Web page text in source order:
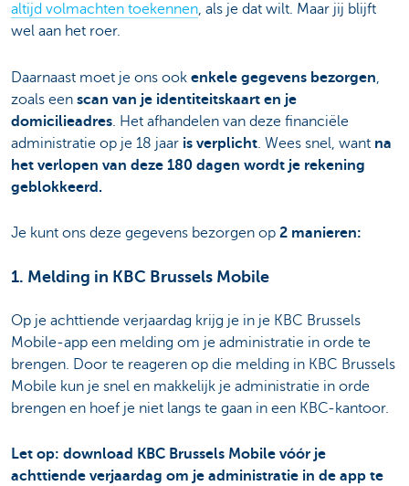
altijd volmachten toekennen, als je dat wilt. Maar jij blijft
wel aan het roer.
Daarnaast moet je ons ook enkele gegevens bezorgen,
zoals een scan van je identiteitskaart en je
domicilieadres. Het afhandelen van deze financiële
administratie op je 18 jaar is verplicht. Wees snel, want na
het verlopen van deze 180 dagen wordt je rekening
geblokkeerd.
Je kunt ons deze gegevens bezorgen op 2 manieren:
1. Melding in KBC Brussels Mobile
Op je achttiende verjaardag krijg je in je KBC Brussels
Mobile-app een melding om je administratie in orde te
brengen. Door te reageren op die melding in KBC Brussels
Mobile kun je snel en makkelijk je administratie in orde
brengen en hoef je niet langs te gaan in een KBC-kantoor.
Let op: download KBC Brussels Mobile vóór je
achttiende verjaardag om je administratie in de app te